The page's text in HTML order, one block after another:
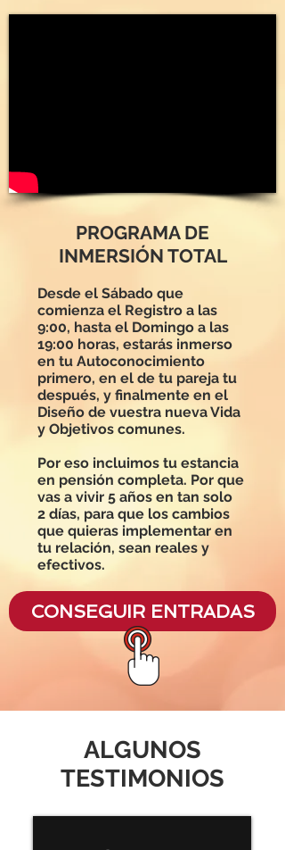
PROGRAMA DE
INMERSIÓN TOTAL
Desde el Sábado que
comienza el Registro a las
9:00, hasta el Domingo a las
19:00 horas, estarás inmerso
en tu Autoconocimiento
primero, en el de tu pareja tu
después, y finalmente en el
Diseño de vuestra nueva Vida
y Objetivos comunes.
Por eso incluimos tu estancia
en pensión completa. Por que
vas a vivir 5 años en tan solo
2 días, para que los cambios
que quieras implementar en
tu relación, sean reales y
efectivos.
CONSEGUIR ENTRADAS
ALGUNOS
TESTIMONIOS